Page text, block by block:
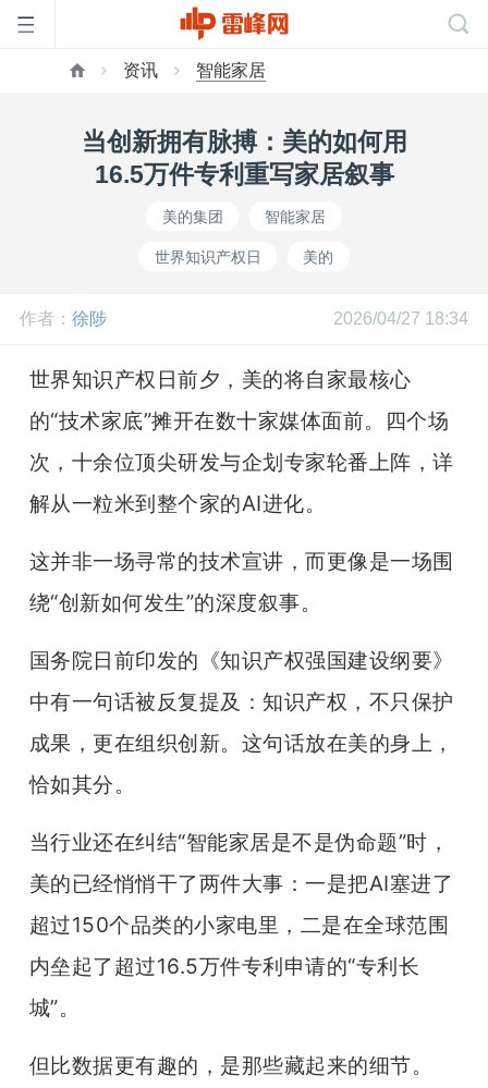
公
课
中
GAIR
爱
资讯 智能家居
当创新拥有脉搏：美的如何用
16.5万件专利重写家居叙事
美的集团 智能家居
世界知识产权日 美的
作者： 徐陟 2026/04/27 18:34
世界知识产权日前夕，美的将自家最核心
的“技术家底”摊开在数十家媒体面前。四个场
次，十余位顶尖研发与企划专家轮番上阵，详
解从一粒米到整个家的AI进化。
这并非一场寻常的技术宣讲，而更像是一场围
绕“创新如何发生”的深度叙事。
国务院日前印发的《知识产权强国建设纲要》
中有一句话被反复提及：知识产权，不只保护
成果，更在组织创新。这句话放在美的身上，
恰如其分。
当行业还在纠结“智能家居是不是伪命题”时，
美的已经悄悄干了两件大事：一是把AI塞进了
超过150个品类的小家电里，二是在全球范围
内垒起了超过16.5万件专利申请的“专利长
城”。
但比数据更有趣的，是那些藏起来的细节。